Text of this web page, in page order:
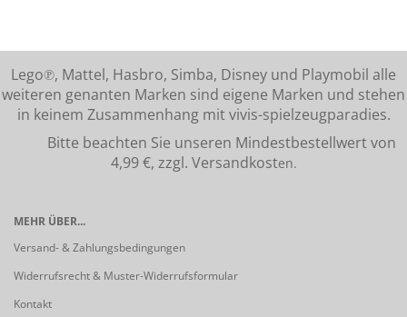
Lego℗, Mattel, Hasbro, Simba, Disney und Playmobil alle
weiteren genanten Marken sind eigene Marken und stehen
in keinem Zusammenhang mit vivis-spielzeugparadies.
Bitte beachten Sie unseren Mindestbestellwert von
4,99 €, zzgl. Versandkosten.
MEHR ÜBER...
Versand- & Zahlungsbedingungen
Widerrufsrecht & Muster-Widerrufsformular
Kontakt